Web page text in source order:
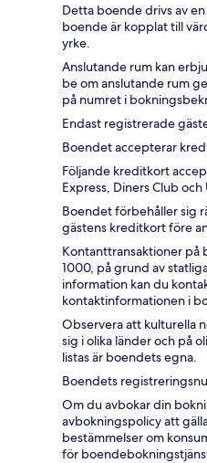
Detta boende drivs av
boende är kopplat till
yrke.
Anslutande rum kan
be om anslutande rum
på numret i
Endast registrerade
Boendet accepterar
Följande kreditkort
Express, Diners Club och
Boendet förbehåller sig
gästens kreditkort före
Kontanttransaktioner på
1000, på grund av
information kan du
kontaktinformationen i
Observera att kulturella
sig i olika länder och på
listas är boendets egna.
Boendets
Om du avbokar din
avbokningspolicy att
bestämmelser om
för